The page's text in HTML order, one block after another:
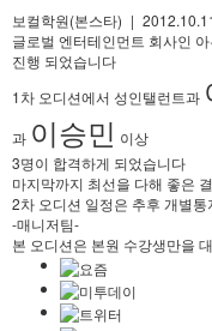
보컬학원(본스타) |
글로벌 엔터테인먼트 회사인
진행 되었습니다
1차 오디션에서 성인탤런트과
과 이승민 이상
3명이 합격하게 되었습니다
마지막까지 최선을 다해 좋은
2차 오디션 일정은 추후 개별
-매니저팀-
본 오디션은 본원 수강생만을